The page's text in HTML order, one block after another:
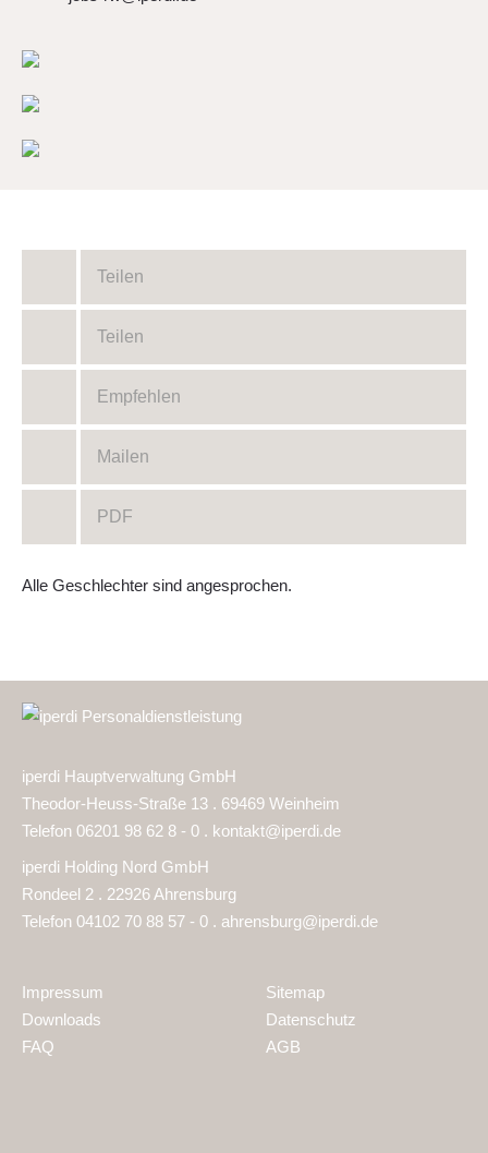
Teilen
Teilen
Empfehlen
Mailen
PDF
Alle Geschlechter sind angesprochen.
iperdi Hauptverwaltung GmbH
Theodor-Heuss-Straße 13 . 69469 Weinheim
Telefon 06201 98 62 8 - 0 . kontakt@iperdi.de
iperdi Holding Nord GmbH
Rondeel 2 . 22926 Ahrensburg
Telefon 04102 70 88 57 - 0 . ahrensburg@iperdi.de
Impressum
Downloads
FAQ
Sitemap
Datenschutz
AGB